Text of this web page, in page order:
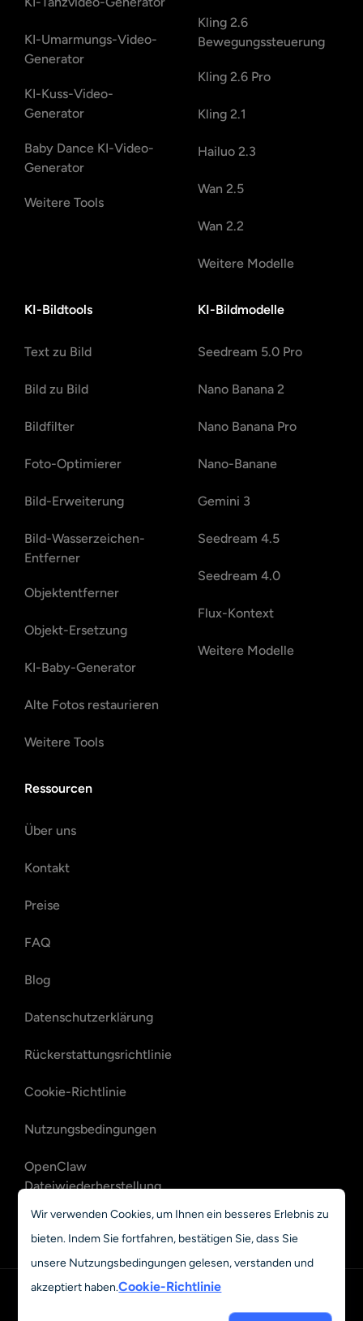
KI-Umarmungs-Video-
Generator
KI-Kuss-Video-
Generator
Baby Dance KI-Video-
Generator
Weitere Tools
Kling 2.6
Bewegungssteuerung
Kling 2.6 Pro
Kling 2.1
Hailuo 2.3
Wan 2.5
Wan 2.2
Weitere Modelle
KI-Bildtools
Text zu Bild
Bild zu Bild
Bildfilter
Foto-Optimierer
Bild-Erweiterung
Bild-Wasserzeichen-
Entferner
Objektentferner
Objekt-Ersetzung
KI-Baby-Generator
Alte Fotos restaurieren
Weitere Tools
KI-Bildmodelle
Seedream 5.0 Pro
Nano Banana 2
Nano Banana Pro
Nano-Banane
Gemini 3
Seedream 4.5
Seedream 4.0
Flux-Kontext
Weitere Modelle
Ressourcen
Über uns
Kontakt
Preise
FAQ
Blog
Datenschutzerklärung
Rückerstattungsrichtlinie
Cookie-Richtlinie
Nutzungsbedingungen
OpenClaw
Dateiwiederherstellung
OpenClaw E-Mail-
Wiederherstellung
Wir verwenden Cookies, um Ihnen ein besseres Erlebnis zu
bieten. Indem Sie fortfahren, bestätigen Sie, dass Sie
unsere Nutzungsbedingungen gelesen, verstanden und
akzeptiert haben.Cookie-Richtlinie